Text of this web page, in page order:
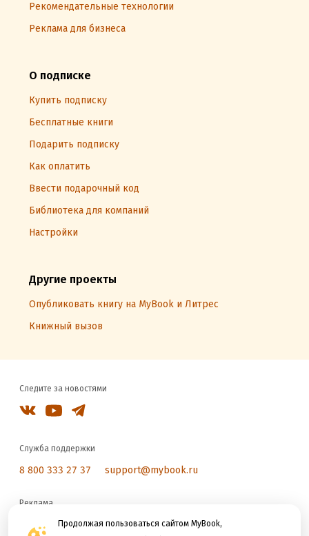
Продолжая пользоваться сайтом MyBook,
Рекомендательные технологии
Реклама для бизнеса
О подписке
Купить подписку
Бесплатные книги
Подарить подписку
Как оплатить
Ввести подарочный код
Библиотека для компаний
Настройки
Другие проекты
Опубликовать книгу на MyBook и Литрес
Книжный вызов
Следите за новостями
Служба поддержки
8 800 333 27 37 support@mybook.ru
Реклама
reklama@litres.ru